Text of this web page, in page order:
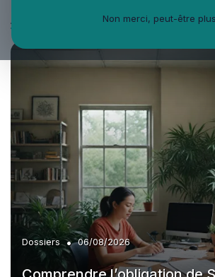
À la une
Dossiers • 06/08/2026
Non merci, peut-être